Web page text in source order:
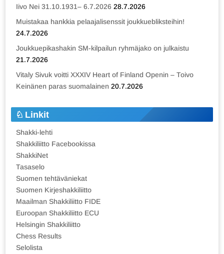
Iivo Nei 31.10.1931– 6.7.2026 28.7.2026
Muistakaa hankkia pelaajalisenssit joukkuebliksteihin!
24.7.2026
Joukkuepikashakin SM-kilpailun ryhmäjako on julkaistu
21.7.2026
Vitaly Sivuk voitti XXXIV Heart of Finland Openin – Toivo
Keinänen paras suomalainen 20.7.2026
Linkit
Shakki-lehti
Shakkiliitto Facebookissa
ShakkiNet
Tasaselo
Suomen tehtäväniekat
Suomen Kirjeshakkiliitto
Maailman Shakkiliitto FIDE
Euroopan Shakkiliitto ECU
Helsingin Shakkiliitto
Chess Results
Selolista